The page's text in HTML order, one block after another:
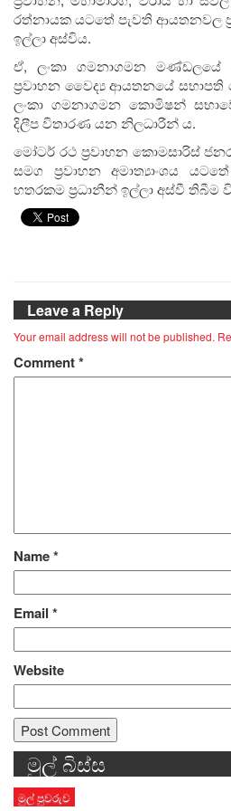
රත්නායක යටතේ පැවති ආයතනවල
ඉල්ලා අස්විය.
ඒ, ලංකා ගමනාගමන මණ්ඩලයේ
ප්‍රවාහන වෛද්‍ය ආයතනයේ
ලංකා ගමනාගමන කොමිෂන්
දිලීප විතාරණ යන නිලධාරීන් ය.
මෝටර් රථ ප්‍රවාහන කොමසාරිස්
සමග ප්‍රවාහන අමාත්‍යාංශය
හතරකම ප්‍රධානීන් ඉල්ලා අස්වී තිබීම
Leave a Reply
Your email address will not be published.
Comment*
Name*
Email *
Website
Alternative:
මුල් බිස්ස
මුල් පුවරුව